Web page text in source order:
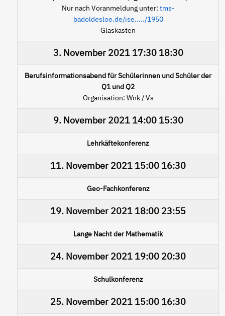
Nur nach Voranmeldung unter: tms-
badoldesloe.de/ise...../1950
Glaskasten
3. November 202117:30 18:30
Berufsinformationsabend für Schülerinnen und Schüler der
Q1 und Q2
Organisation: Wnk / Vs
9. November 202114:00 15:30
Lehrkäftekonferenz
11. November 2021 15:00 16:30
Geo-Fachkonferenz
19. November 2021 18:00 23:55
Lange Nacht der Mathematik
24. November 2021 19:00 20:30
Schulkonferenz
25. November 2021 15:00 16:30